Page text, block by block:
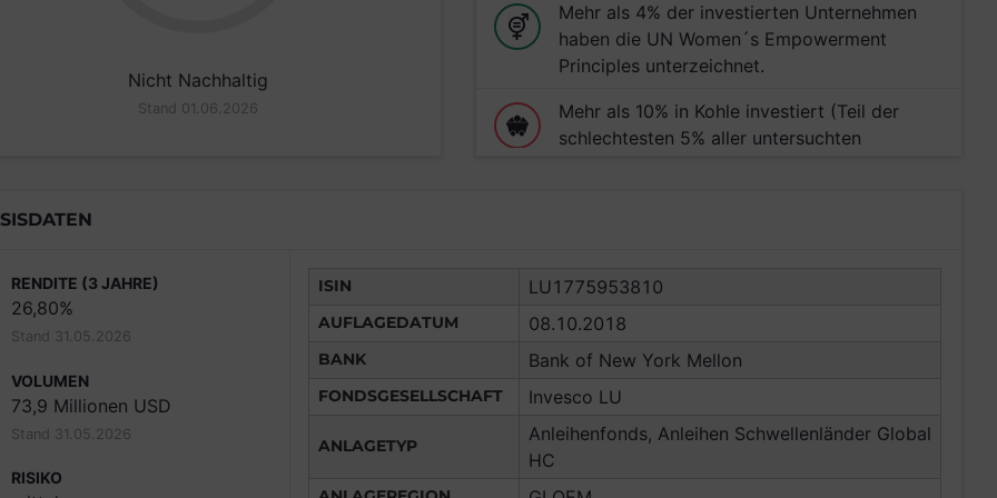
Nicht Nachhaltig
Stand 01.06.2026
Mehr als 4% der investierten Unternehmen
haben die UN Women´s Empowerment
Principles unterzeichnet.
Mehr als 10% in Kohle investiert (Teil der
schlechtesten 5% aller untersuchten
investiert (Teil der schlechtesten 10% aller
untersuchten Anlageprodukte)
Mehr als 30% in Positionen mit Vorfällen mit
negativem Einfluss auf die Gleichstellung von
aller untersuchten Anlageprodukte)
RENDITE (3 JAHRE)
26,80%
Stand 31.05.2026
VOLUMEN
73,9 Millionen USD
Stand 31.05.2026
RISIKO
ISIN LU1775953810
AUFLAGEDATUM 08.10.2018
BANK Bank of New York Mellon
FONDSGESELLSCHAFT Invesco LU
ANLAGETYP
Anleihenfonds, Anleihen Schwellenländer Global
HC